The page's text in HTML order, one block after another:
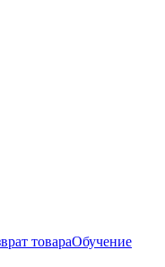
товараОбучение